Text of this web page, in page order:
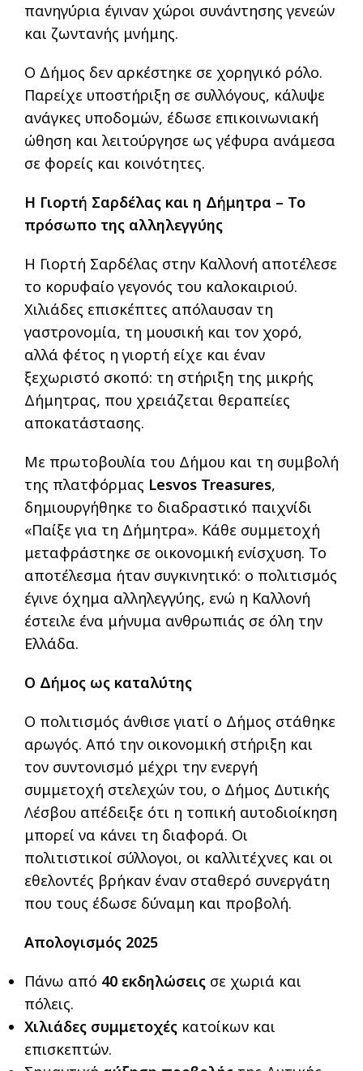
πανηγύρια έγιναν χώροι συνάντησης γενεών
και ζωντανής μνήμης.
Ο Δήμος δεν αρκέστηκε σε χορηγικό ρόλο.
Παρείχε υποστήριξη σε συλλόγους, κάλυψε
ανάγκες υποδομών, έδωσε επικοινωνιακή
ώθηση και λειτούργησε ως γέφυρα ανάμεσα
σε φορείς και κοινότητες.
Η Γιορτή Σαρδέλας και η Δήμητρα – Το
πρόσωπο της αλληλεγγύης
Η Γιορτή Σαρδέλας στην Καλλονή αποτέλεσε
το κορυφαίο γεγονός του καλοκαιριού.
Χιλιάδες επισκέπτες απόλαυσαν τη
γαστρονομία, τη μουσική και τον χορό,
αλλά φέτος η γιορτή είχε και έναν
ξεχωριστό σκοπό: τη στήριξη της μικρής
Δήμητρας, που χρειάζεται θεραπείες
αποκατάστασης.
Με πρωτοβουλία του Δήμου και τη συμβολή
της πλατφόρμας Lesvos Treasures,
δημιουργήθηκε το διαδραστικό παιχνίδι
«Παίξε για τη Δήμητρα». Κάθε συμμετοχή
μεταφράστηκε σε οικονομική ενίσχυση. Το
αποτέλεσμα ήταν συγκινητικό: ο πολιτισμός
έγινε όχημα αλληλεγγύης, ενώ η Καλλονή
έστειλε ένα μήνυμα ανθρωπιάς σε όλη την
Ελλάδα.
Ο Δήμος ως καταλύτης
Ο πολιτισμός άνθισε γιατί ο Δήμος στάθηκε
αρωγός. Από την οικονομική στήριξη και
τον συντονισμό μέχρι την ενεργή
συμμετοχή στελεχών του, ο Δήμος Δυτικής
Λέσβου απέδειξε ότι η τοπική αυτοδιοίκηση
μπορεί να κάνει τη διαφορά. Οι
πολιτιστικοί σύλλογοι, οι καλλιτέχνες και οι
εθελοντές βρήκαν έναν σταθερό συνεργάτη
που τους έδωσε δύναμη και προβολή.
Απολογισμός 2025
Πάνω από 40 εκδηλώσεις σε χωριά και
πόλεις.
Χιλιάδες συμμετοχές κατοίκων και
επισκεπτών.